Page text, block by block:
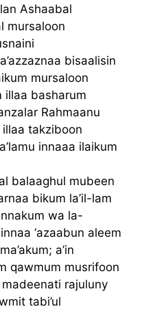
Ashaabal
mursaloon
bisaalisin
mursaloon
illaa basharum
Rahmaanu
illaa takziboon
innaaa ilaikum
balaaghul mubeen
bikum la’il-lam
wa la-
‘azaabun aleem
a’in
qawmum musrifoon
madeenati rajuluny
tabi’ul